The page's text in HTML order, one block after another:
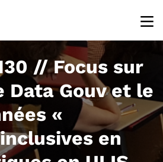
// Focus sur
Data Gouv et le
«
en